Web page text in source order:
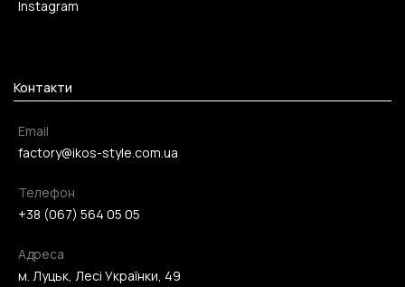
Instagram
Контакти
Email
factory@ikos-style.com.ua
Телефон
+38 (067) 564 05 05
Адреса
м. Луцьк, Лесі Українки, 49